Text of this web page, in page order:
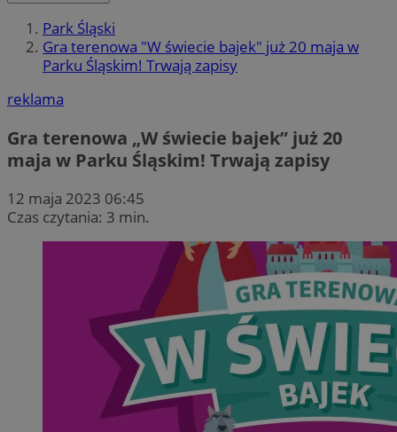
Park Śląski
Gra terenowa "W świecie bajek" już 20 maja w
Parku Śląskim! Trwają zapisy
reklama
Gra terenowa „W świecie bajek” już 20
maja w Parku Śląskim! Trwają zapisy
12 maja 2023 06:45
Czas czytania: 3 min.